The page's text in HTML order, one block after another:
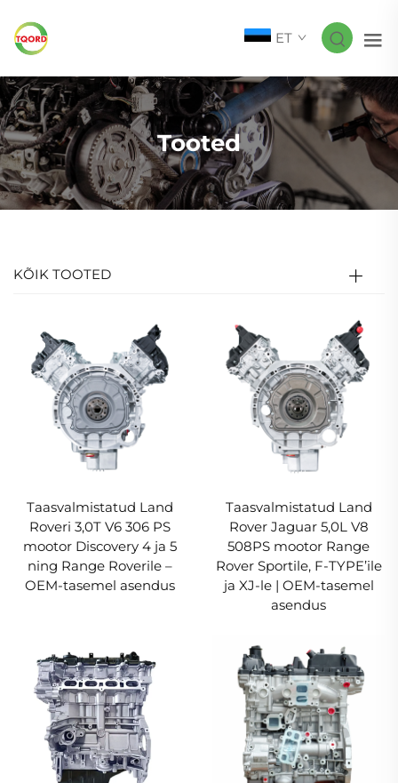
ET
Tooted
KÕIK TOOTED
Taasvalmistatud Land
Roveri 3,0T V6 306 PS
mootor Discovery 4 ja 5
ning Range Roverile –
OEM-tasemel asendus
Taasvalmistatud Land
Rover Jaguar 5,0L V8
508PS mootor Range
Rover Sportile, F-TYPE’ile
ja XJ-le | OEM-tasemel
asendus